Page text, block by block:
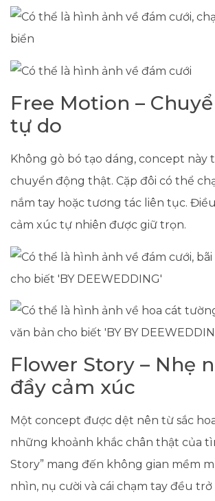
Free Motion –
tự do
Không gò bó tạo dáng, concept này
chuyển động thật. Cặp đôi có thể
nắm tay hoặc tương tác liên tục.
cảm xúc tự nhiên được giữ trọn.
Flower Story – Nhẹ
đầy cảm xúc
Một concept được dệt nên từ sắc
những khoảnh khắc chân thật của
Story” mang đến không gian mềm
nhìn, nụ cười và cái chạm tay đều